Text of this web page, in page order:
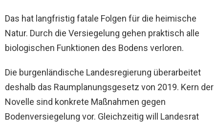
Das hat langfristig fatale Folgen für die heimische
Natur. Durch die Versiegelung gehen praktisch alle
biologischen Funktionen des Bodens verloren.
Die burgenländische Landesregierung überarbeitet
deshalb das Raumplanungsgesetz von 2019. Kern der
Novelle sind konkrete Maßnahmen gegen
Bodenversiegelung vor. Gleichzeitig will Landesrat